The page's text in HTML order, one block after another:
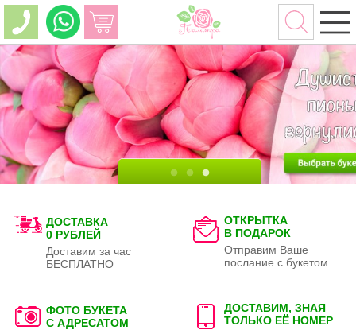
ДОСТАВКА
0 РУБЛЕЙ
Доставим за час
БЕСПЛАТНО
ОТКРЫТКА
В ПОДАРОК
Отправим Ваше
послание с букетом
ФОТО БУКЕТА
С АДРЕСАТОМ
ДОСТАВИМ, ЗНАЯ
ТОЛЬКО ЕЁ НОМЕР